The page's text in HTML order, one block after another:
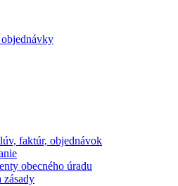
faktúr, objednávok
obecného úradu
zásady